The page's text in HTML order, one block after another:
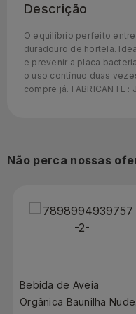
Descrição
O equilíbrio perfeito
duradouro de hortelã.
e prevenir a placa
o uso contínuo duas
compre já. FABRICANTE :
Não perca nossas
Bebida de Aveia
Orgânica Baunilha Nude